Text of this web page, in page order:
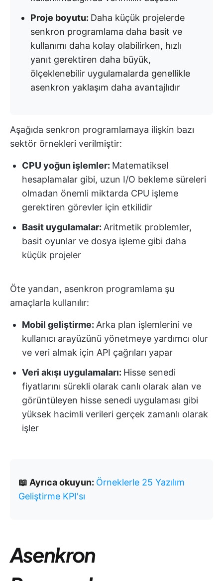
Proje boyutu: Daha küçük projelerde
senkron programlama daha basit ve
kullanımı daha kolay olabilirken, hızlı
yanıt gerektiren daha büyük,
ölçeklenebilir uygulamalarda genellikle
asenkron yaklaşım daha avantajlıdır
Aşağıda senkron programlamaya ilişkin bazı
sektör örnekleri verilmiştir:
CPU yoğun işlemler: Matematiksel
hesaplamalar gibi, uzun I/O bekleme süreleri
olmadan önemli miktarda CPU işleme
gerektiren görevler için etkilidir
Basit uygulamalar: Aritmetik problemler,
basit oyunlar ve dosya işleme gibi daha
küçük projeler
Öte yandan, asenkron programlama şu
amaçlarla kullanılır:
Mobil geliştirme: Arka plan işlemlerini ve
kullanıcı arayüzünü yönetmeye yardımcı olur
ve veri almak için API çağrıları yapar
Veri akışı uygulamaları: Hisse senedi
fiyatlarını sürekli olarak canlı olarak alan ve
görüntüleyen hisse senedi uygulaması gibi
yüksek hacimli verileri gerçek zamanlı olarak
işler
📖 Ayrıca okuyun: Örneklerle 25 Yazılım
Geliştirme KPI'sı
Asenkron